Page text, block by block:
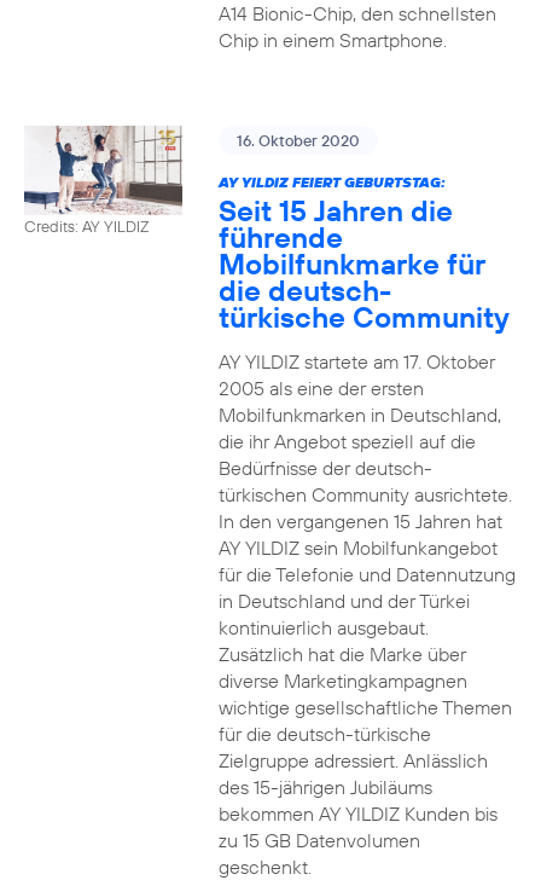
A14 Bionic-Chip, den schnellsten
Chip in einem Smartphone.
Credits: AY YILDIZ
16. Oktober 2020
AY YILDIZ FEIERT GEBURTSTAG:
Seit 15 Jahren die
führende
Mobilfunkmarke für
die deutsch-
türkische Community
AY YILDIZ startete am 17. Oktober
2005 als eine der ersten
Mobilfunkmarken in Deutschland,
die ihr Angebot speziell auf die
Bedürfnisse der deutsch-
türkischen Community ausrichtete.
In den vergangenen 15 Jahren hat
AY YILDIZ sein Mobilfunkangebot
für die Telefonie und Datennutzung
in Deutschland und der Türkei
kontinuierlich ausgebaut.
Zusätzlich hat die Marke über
diverse Marketingkampagnen
wichtige gesellschaftliche Themen
für die deutsch-türkische
Zielgruppe adressiert. Anlässlich
des 15-jährigen Jubiläums
bekommen AY YILDIZ Kunden bis
zu 15 GB Datenvolumen
geschenkt.